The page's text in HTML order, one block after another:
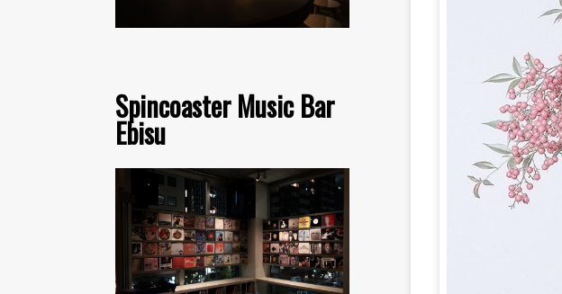
Spincoaster Music Bar
Ebisu